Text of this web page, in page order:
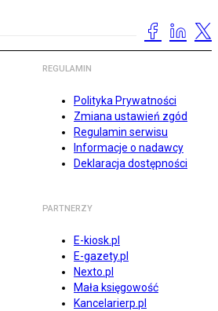
REGULAMIN
Polityka Prywatności
Zmiana ustawień zgód
Regulamin serwisu
Informacje o nadawcy
Deklaracja dostępności
PARTNERZY
E-kiosk.pl
E-gazety.pl
Nexto.pl
Mała księgowość
Kancelarierp.pl